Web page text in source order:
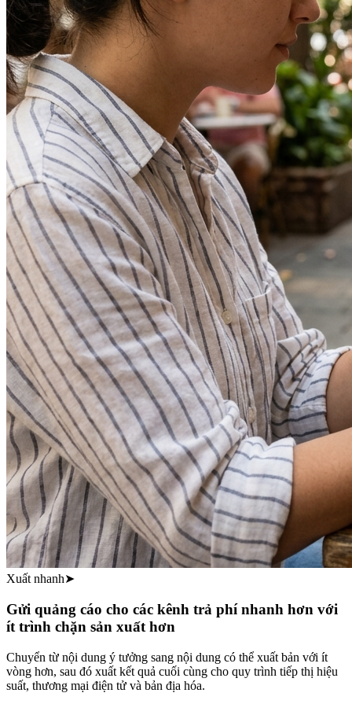
Xuất nhanh➤
Gửi quảng cáo cho các kênh trả phí nhanh hơn với
ít trình chặn sản xuất hơn
Chuyển từ nội dung ý tưởng sang nội dung có thể xuất bản với ít
vòng hơn, sau đó xuất kết quả cuối cùng cho quy trình tiếp thị hiệu
suất, thương mại điện tử và bản địa hóa.